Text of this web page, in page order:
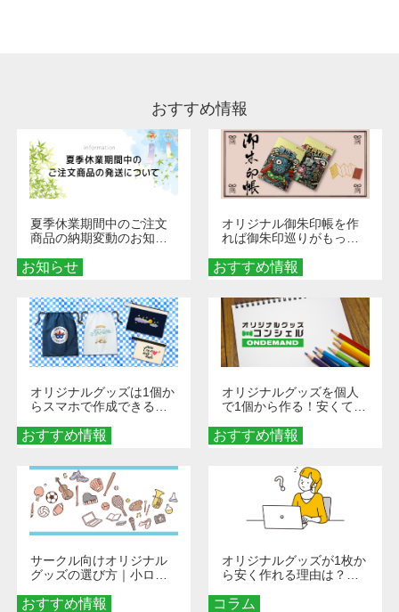
おすすめ情報
お知らせ
夏季休業期間中のご注文
商品の納期変動のお知ら
おすすめ情報
オリジナル御朱印帳を作
れば御朱印巡りがもっと
ダーメイドする魅力と選
び方
おすすめ情報
オリジナルグッズは1個か
らスマホで作成できる！
くなる巾着＆ポーチ活用
術
おすすめ情報
オリジナルグッズを個人
で1個から作る！安くて簡
秘訣
おすすめ情報
サークル向けオリジナル
グッズの選び方｜小ロッ
める秘訣
コラム
オリジナルグッズが1枚か
ら安く作れる理由は？オ
とメリットを解説